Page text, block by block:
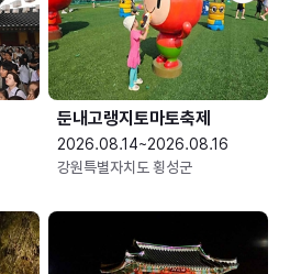
둔내고랭지토마토축제
2026.08.14~2026.08.16
강원특별자치도 횡성군